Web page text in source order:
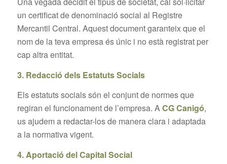
un certificat de denominació social al Registre
Mercantil Central. Aquest document garanteix que el
nom de la teva empresa és únic i no està registrat per
cap altra entitat.
3. Redacció dels Estatuts Socials
Els estatuts socials són el conjunt de normes que
regiran el funcionament de l’empresa. ACG Canigó,
us ajudem a redactar-los de manera clara i adaptada
a la normativa vigent.
4. Aportació del Capital Social